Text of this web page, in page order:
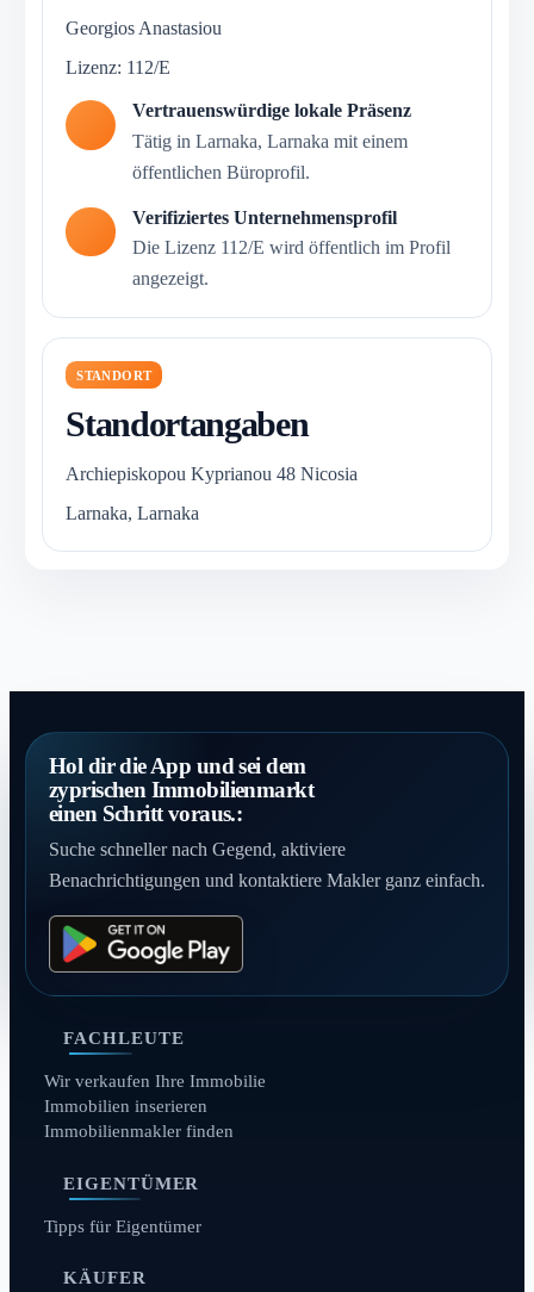
Georgios Anastasiou
Lizenz: 112/E
Vertrauenswürdige lokale Präsenz
Tätig in Larnaka, Larnaka mit einem
öffentlichen Büroprofil.
Verifiziertes Unternehmensprofil
Die Lizenz 112/E wird öffentlich im Profil
angezeigt.
STANDORT
Standortangaben
Archiepiskopou Kyprianou 48 Nicosia
Larnaka, Larnaka
Hol dir die App und sei dem
zyprischen Immobilienmarkt
einen Schritt voraus.:
Suche schneller nach Gegend, aktiviere
Benachrichtigungen und kontaktiere Makler ganz einfach.
FACHLEUTE
Wir verkaufen Ihre Immobilie
Immobilien inserieren
Immobilienmakler finden
EIGENTÜMER
Tipps für Eigentümer
KÄUFER